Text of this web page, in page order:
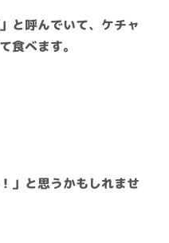
と呼んでいて、ケチャ
食べます。
」と思うかもしれませ